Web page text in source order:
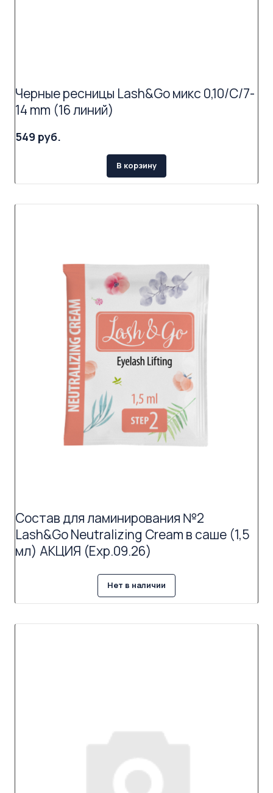
Черные ресницы Lash&Go микс 0,10/C/7-
14 mm (16 линий)
549 руб.
В корзину
Состав для ламинирования №2
Lash&Go Neutralizing Cream в саше (1,5
мл) АКЦИЯ (Exp.09.26)
Нет в наличии